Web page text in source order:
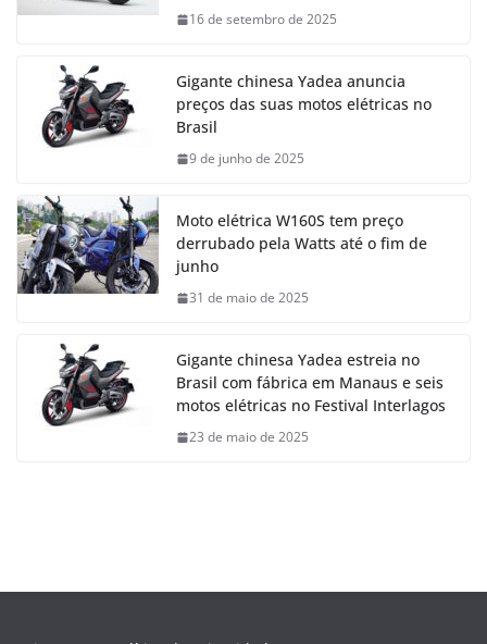
16 de setembro de 2025
Gigante chinesa Yadea anuncia
preços das suas motos elétricas no
Brasil
9 de junho de 2025
Moto elétrica W160S tem preço
derrubado pela Watts até o fim de
junho
31 de maio de 2025
Gigante chinesa Yadea estreia no
Brasil com fábrica em Manaus e seis
motos elétricas no Festival Interlagos
23 de maio de 2025